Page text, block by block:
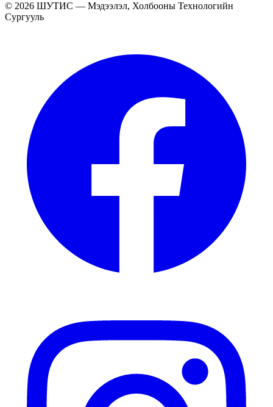
© 2026 ШУТИС — Мэдээлэл, Холбооны Технологийн
Сургууль